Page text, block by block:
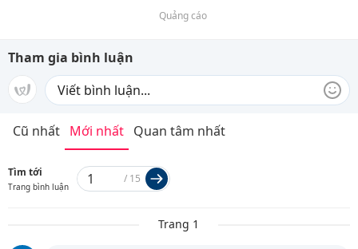
Quảng cáo
Tham gia bình luận
Cũ nhất Mới nhất Quan tâm nhất
Tìm tới
Trang bình luận
/ 15
Trang 1